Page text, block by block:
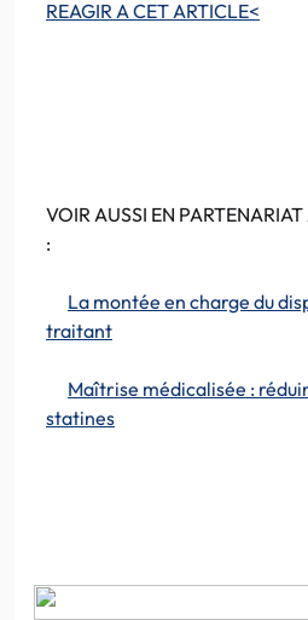
REAGIR A CET ARTICLE<
VOIR AUSSI EN
:
La montée en charge du
traitant
Maîtrise médicalisée :
statines